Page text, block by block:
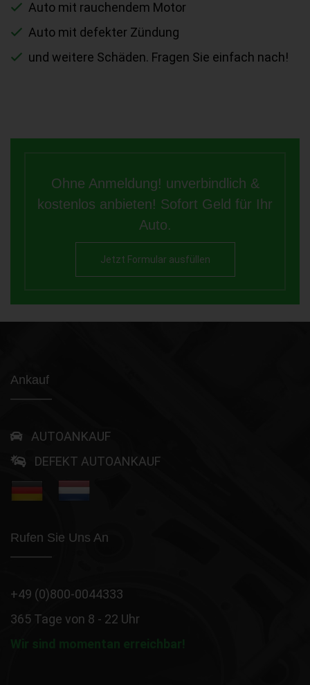
Auto mit rauchendem Motor
Auto mit defekter Zündung
und weitere Schäden. Fragen Sie einfach nach!
Ohne Anmeldung! unverbindlich &
kostenlos anbieten! Sofort Geld für Ihr
Auto.
Jetzt Formular ausfüllen
Ankauf
AUTOANKAUF
DEFEKT AUTOANKAUF
Rufen Sie Uns An
+49 (0)800-0044333
365 Tage von 8 - 22 Uhr
Wir sind momentan erreichbar!